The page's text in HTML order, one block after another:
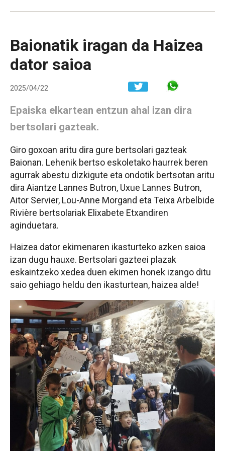
Baionatik iragan da Haizea
dator saioa
2025/04/22
Epaiska elkartean entzun ahal izan dira
bertsolari gazteak.
Giro goxoan aritu dira gure bertsolari gazteak
Baionan. Lehenik bertso eskoletako haurrek beren
agurrak abestu dizkigute eta ondotik bertsotan aritu
dira Aiantze Lannes Butron, Uxue Lannes Butron,
Aitor Servier, Lou-Anne Morgand eta Teixa Arbelbide
Rivière bertsolariak Elixabete Etxandiren
aginduetara.
Haizea dator ekimenaren ikasturteko azken saioa
izan dugu hauxe. Bertsolari gazteei plazak
eskaintzeko xedea duen ekimen honek izango ditu
saio gehiago heldu den ikasturtean, haizea alde!